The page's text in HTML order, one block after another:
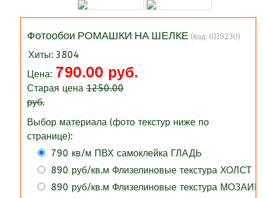
Фотообои РОМАШКИ НА ШЕЛКЕ (Код: 6119230)
Хиты: 3804
Цена: 790.00 руб.
Старая цена1250.00
руб.
Выбор материала (фото текстур ниже по
странице):
790 кв/м ПВХ самоклейка ГЛАДЬ
890 руб/кв.м Флизелиновые текстура ХОЛСТ
890 руб/кв.м Флизелиновые текстура